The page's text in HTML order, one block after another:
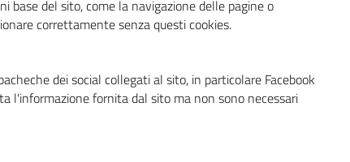
numero di
Impresa
magazine
pubblicato
base del sito, come la navigazione delle pagine o
correttamente senza questi cookies.
dei social collegati al sito, in particolare Facebook
l'informazione fornita dal sito ma non sono necessari